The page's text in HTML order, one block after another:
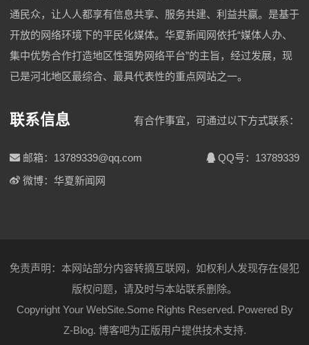
通民众，让人人都享有信息共享、服务共建、利益共赢。是基于
开放的网络环境下的平民化媒体。华夏新闻网依托“媒体人办、
集中优势合作打造地区性强势网络平台”的主旨，经过发展，现
已是河北地区最综合、最具代表性的重点网站之一。
联系信息 有合作事宜，可通过以下方式联系：
邮箱：13789339@qq.com
QQ号：13789339
微博：华夏新闻网
免责声明：本网站部分内容转摘互联网，如权利人发现存在侵犯
版权问题，请及时与本站联系删除。
Copyright Your WebSite.Some Rights Reserved. Powered By
Z-Blog. 博客吧为正版用户提供技术支持.